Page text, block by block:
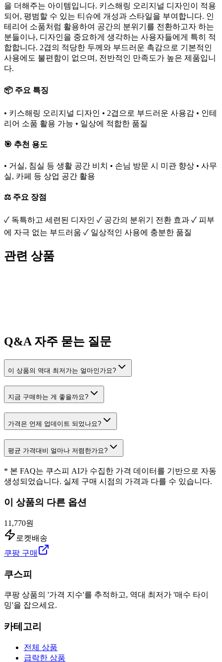
을 더해주는 아이템입니다. 키스해링 오리지널 디자인이 적용
되어, 평범할 수 있는 티슈에 개성과 스타일을 부여합니다. 인
테리어 소품처럼 활용하여 공간의 분위기를 전환하고자 하는
분들이나, 디자인을 중요하게 생각하는 사용자들에게 특히 적
합합니다. 2겹의 적당한 두께와 부드러운 촉감으로 기본적인
사용에도 불편함이 없으며, 전반적인 만족도가 높은 제품입니
다.
📦 주요 특징
• 키스해링 오리지널 디자인 • 2겹으로 부드러운 사용감 • 인테
리어 소품 활용 가능 • 일상에 적합한 품질
🎯 추천 용도
• 거실, 침실 등 생활 공간 비치 • 손님 방문 시 미관 향상 • 사무
실, 카페 등 상업 공간 활용
⚖️ 주요 장점
✓ 독특하고 세련된 디자인 ✓ 공간의 분위기 전환 효과 ✓ 피부
에 자극 없는 부드러움 ✓ 일상적인 사용에 충분한 품질
관련 상품
Q&A 자주 묻는 질문
이 상품의 역대 최저가는 얼마인가요?
지금 구매하는 게 좋을까요?
가격은 언제 업데이트 되었나요?
평균 가격대비 얼마나 저렴한가요?
* 본 FAQ는 쿠스피 AI가 수집한 가격 데이터를 기반으로 자동
생성되었습니다. 실제 구매 시점의 가격과 다를 수 있습니다.
이 상품의 다른 옵션
11,770원
로켓배송
쿠팡 구매
쿠스피
쿠팡 상품의 '가격 지수'를 추적하고, 역대 최저가 '매수 타이
밍'을 잡으세요.
카테고리
전체 상품
급락한 상품